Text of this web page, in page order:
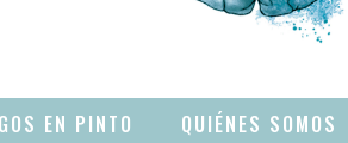
EN PINTO QUIÉNES SOMOS